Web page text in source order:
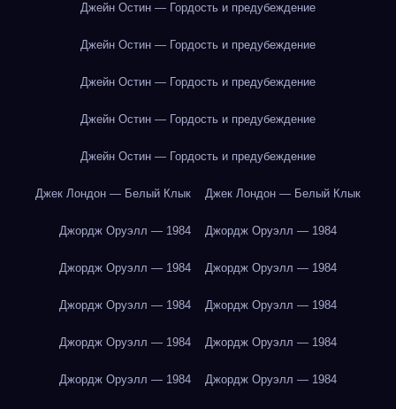
Джейн Остин — Гордость и предубеждение
Джейн Остин — Гордость и предубеждение
Джейн Остин — Гордость и предубеждение
Джейн Остин — Гордость и предубеждение
Джейн Остин — Гордость и предубеждение
Джек Лондон — Белый Клык Джек Лондон — Белый Клык
Джордж Оруэлл — 1984 Джордж Оруэлл — 1984
Джордж Оруэлл — 1984 Джордж Оруэлл — 1984
Джордж Оруэлл — 1984 Джордж Оруэлл — 1984
Джордж Оруэлл — 1984 Джордж Оруэлл — 1984
Джордж Оруэлл — 1984 Джордж Оруэлл — 1984